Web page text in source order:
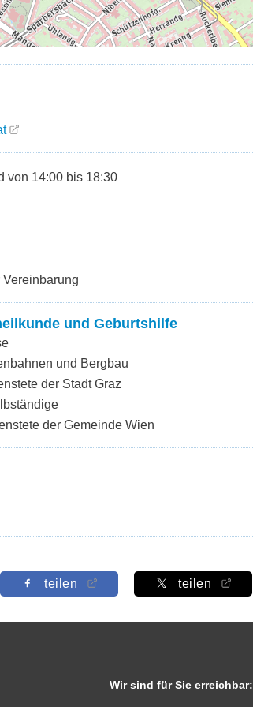
von 14:00 bis 18:30
und Geburtshilfe
und Bergbau
der Stadt Graz
der Gemeinde Wien
teilen teilen
Wir sind für Sie erreichbar: